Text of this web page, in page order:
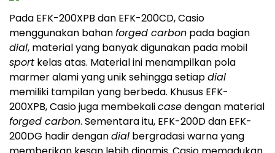
Pada EFK-200XPB dan EFK-200CD, Casio
menggunakan bahanforged carbon pada bagian
dial, material yang banyak digunakan pada mobil
sport kelas atas. Material ini menampilkan pola
marmer alami yang unik sehingga setiapdial
memiliki tampilan yang berbeda. Khusus EFK-
200XPB, Casio juga membekalicasedengan material
forged carbon. Sementara itu, EFK-200D dan EFK-
200DG hadir dengandial bergradasi warna yang